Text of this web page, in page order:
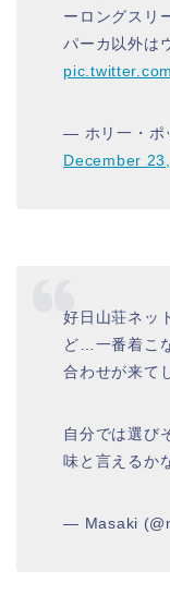
ーロングスリ
パーカ以外は
— ホリ一・ポ
December
好日山荘ネッ
ど…一番着こ
合わせが来て
自分では選び
味と言えるか
— Masaki